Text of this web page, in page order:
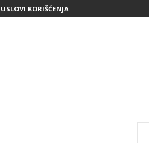
USLOVI KORIŠĆENJA